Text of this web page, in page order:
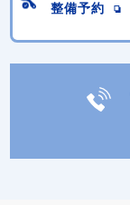
整備予約